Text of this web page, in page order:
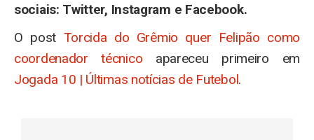
sociais: Twitter, Instagram e Facebook.
O post Torcida do Grêmio quer Felipão como
coordenador técnico apareceu primeiro em
Jogada 10 | Últimas notícias de Futebol.